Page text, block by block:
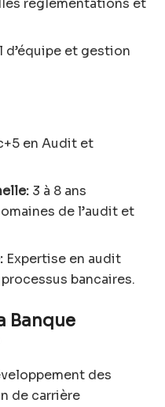
réglementations et
et gestion
en Audit et
3 à 8 ans
de l’audit et
Expertise en audit
bancaires.
Banque
des
de carrière